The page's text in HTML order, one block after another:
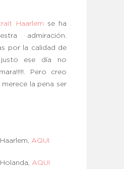
Haarlem se ha
admiración.
por la calidad de
ese día no
Pero creo
la pena ser
AQUI
AQUI